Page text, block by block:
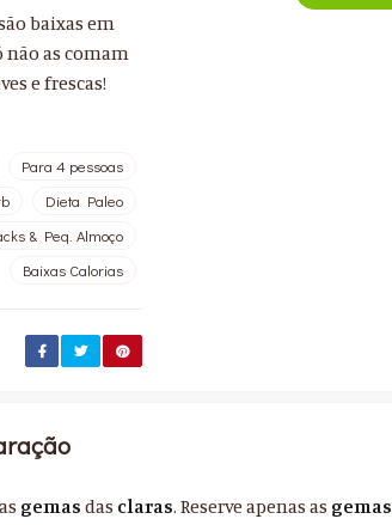
baixas em
não as comam
e frescas!
Para 4 pessoas
Dieta Paleo
& Peq. Almoço
Baixas Calorias
gemas das claras. Reserve apenas as gemas